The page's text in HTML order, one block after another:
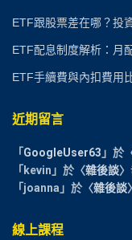
ETF跟股票差在哪？投
ETF配息制度解析：月
ETF手續費與內扣費用
近期留言
「 GoogleUser63 」於
「 kevin 」於〈雜後談
「 joanna 」於〈雜後談
線上課程